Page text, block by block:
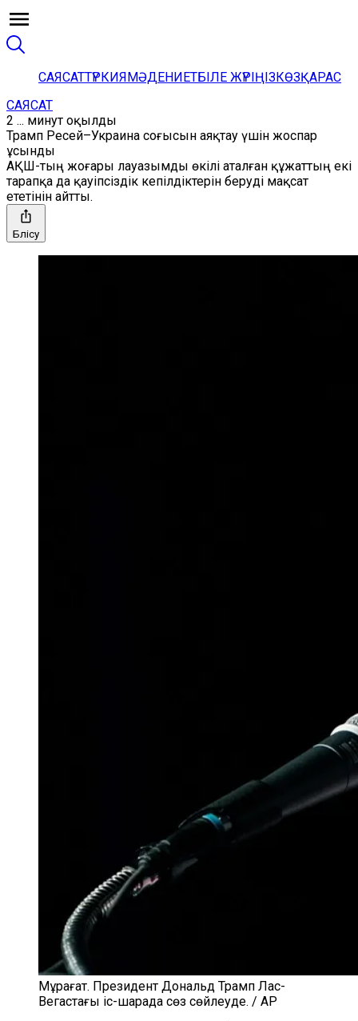
САЯСАТТҮРКИЯМӘДЕНИЕТБІЛЕ ЖҮРІҢІЗКӨЗҚАРАС
САЯСАТ
2 ... минут оқылды
Трамп Ресей–Украина соғысын аяқтау үшін жоспар
ұсынды
АҚШ-тың жоғары лауазымды өкілі аталған құжаттың екі
тарапқа да қауіпсіздік кепілдіктерін беруді мақсат
ететінін айтты.
Бөлісу
Мұрағат. Президент Дональд Трамп Лас-
Вегастағы іс-шарада сөз сөйлеуде. / AP